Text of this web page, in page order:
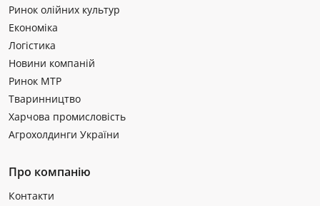
Ринок олійних культур
Економіка
Логістика
Новини компаній
Ринок МТР
Тваринництво
Харчова промисловість
Агрохолдинги України
Про компанію
Контакти